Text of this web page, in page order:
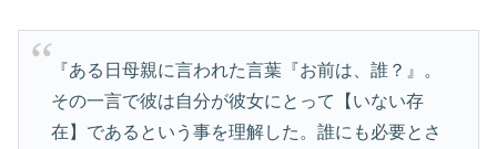
『ある日母親に言われた言葉『お前は、誰？』。
その一言で彼は自分が彼女にとって【いない存
在】であるという事を理解した。誰にも必要とさ